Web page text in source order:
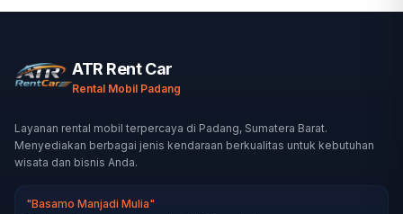
ATR Rent Car
Rental Mobil Padang
Layanan rental mobil terpercaya di Padang, Sumatera Barat.
Menyediakan berbagai jenis kendaraan berkualitas untuk kebutuhan
wisata dan bisnis Anda.
"Basamo Manjadi Mulia"